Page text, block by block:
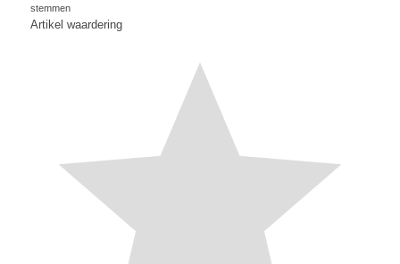
stemmen
Artikel waardering